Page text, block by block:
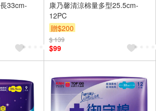
33cm-
康乃馨清涼棉量多型25.5cm-
12PC
贈$200
$ 139
$99